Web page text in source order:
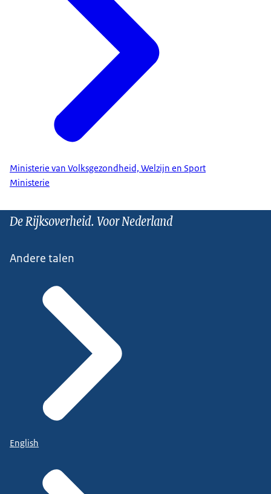
Ministerie van Volksgezondheid, Welzijn en Sport
Ministerie
De Rijksoverheid. Voor Nederland
Andere talen
English